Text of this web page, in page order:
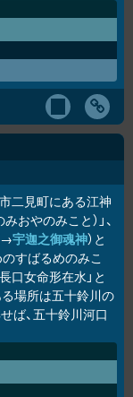
二見町にある江神
おやのみこと）」、
→宇迦之御魂神）と
のすばるめのみこ
口女命形在水」と
場所は五十鈴川の
ば、五十鈴川河口